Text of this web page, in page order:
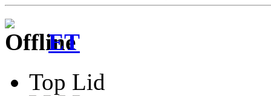
ET
Top Lid